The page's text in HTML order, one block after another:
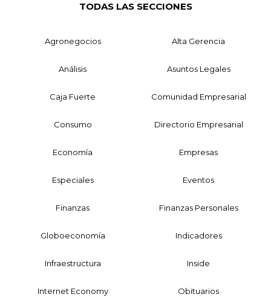
TODAS LAS SECCIONES
Agronegocios Alta Gerencia
Análisis Asuntos Legales
Caja Fuerte Comunidad Empresarial
Consumo Directorio Empresarial
Economía Empresas
Especiales Eventos
Finanzas Finanzas Personales
Globoeconomía Indicadores
Infraestructura Inside
Internet Economy Obituarios